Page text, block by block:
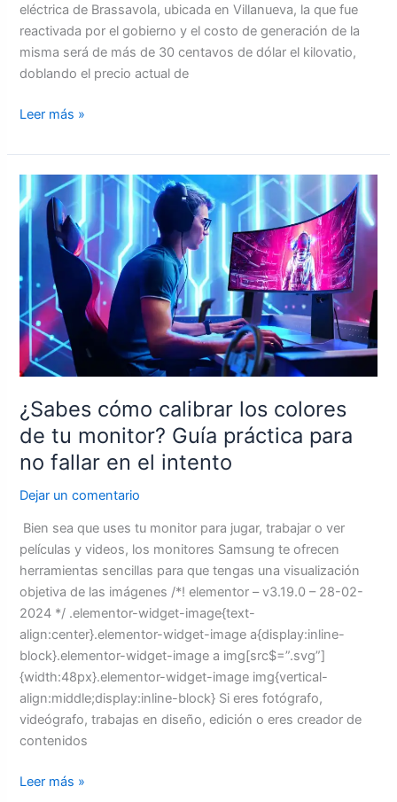
eléctrica de Brassavola, ubicada en Villanueva, la que fue
reactivada por el gobierno y el costo de generación de la
misma será de más de 30 centavos de dólar el kilovatio,
doblando el precio actual de
Leer más »
¿Sabes cómo calibrar los colores
de tu monitor? Guía práctica para
no fallar en el intento
Dejar un comentario
Bien sea que uses tu monitor para jugar, trabajar o ver
películas y videos, los monitores Samsung te ofrecen
herramientas sencillas para que tengas una visualización
objetiva de las imágenes /*! elementor – v3.19.0 – 28-02-
2024 */ .elementor-widget-image{text-
align:center}.elementor-widget-image a{display:inline-
block}.elementor-widget-image a img[src$=”.svg”]
{width:48px}.elementor-widget-image img{vertical-
align:middle;display:inline-block} Si eres fotógrafo,
videógrafo, trabajas en diseño, edición o eres creador de
contenidos
¿Sabes
cómo
calibrar
colores
de
tu
monitor?
Guía
práctica
para
no
fallar
en
intento
Leer más »